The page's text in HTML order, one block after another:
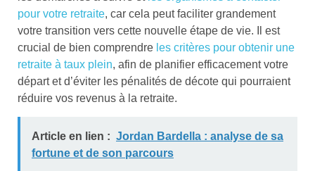
pour votre retraite, car cela peut faciliter grandement
votre transition vers cette nouvelle étape de vie. Il est
crucial de bien comprendre les critères pour obtenir une
retraite à taux plein, afin de planifier efficacement votre
départ et d’éviter les pénalités de décote qui pourraient
réduire vos revenus à la retraite.
Article en lien : Jordan Bardella : analyse de sa
fortune et de son parcours